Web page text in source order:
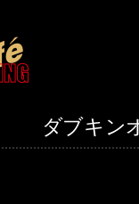
ダブキン